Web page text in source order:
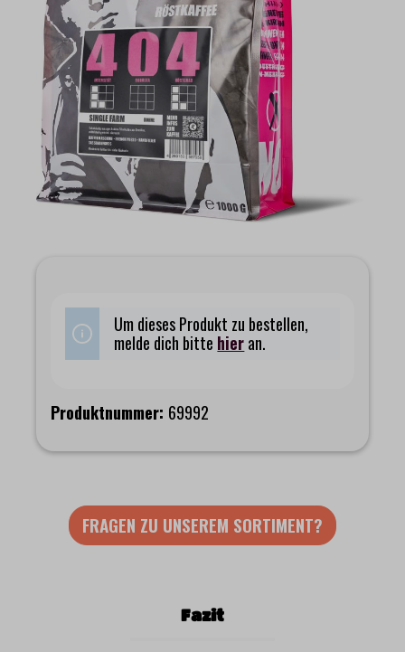
Um dieses Produkt zu bestellen,
melde dich bitte hieran.
Produktnummer: 69992
FRAGEN ZU UNSEREM SORTIMENT?
Fazit